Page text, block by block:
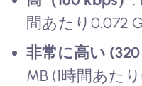
間あたり0.072
非常に高い
MB (1時間あたり